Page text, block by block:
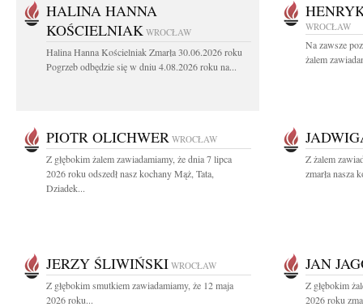
HALINA HANNA
KOŚCIELNIAK WROCŁAW
Halina Hanna Kościelniak Zmarła 30.06.2026 roku
Pogrzeb odbędzie się w dniu 4.08.2026 roku na...
WROCŁAW
Na zawsze
żalem
PIOTR OLICHWER WROCŁAW
Z głębokim żalem zawiadamiamy, że dnia 7 lipca
2026 roku odszedł nasz kochany Mąż, Tata,
Dziadek...
Z żalem
zmarła nasza
JERZY ŚLIWIŃSKI WROCŁAW
Z głębokim smutkiem zawiadamiamy, że 12 maja
2026 roku...
JAN
Z głębokim
2026 roku